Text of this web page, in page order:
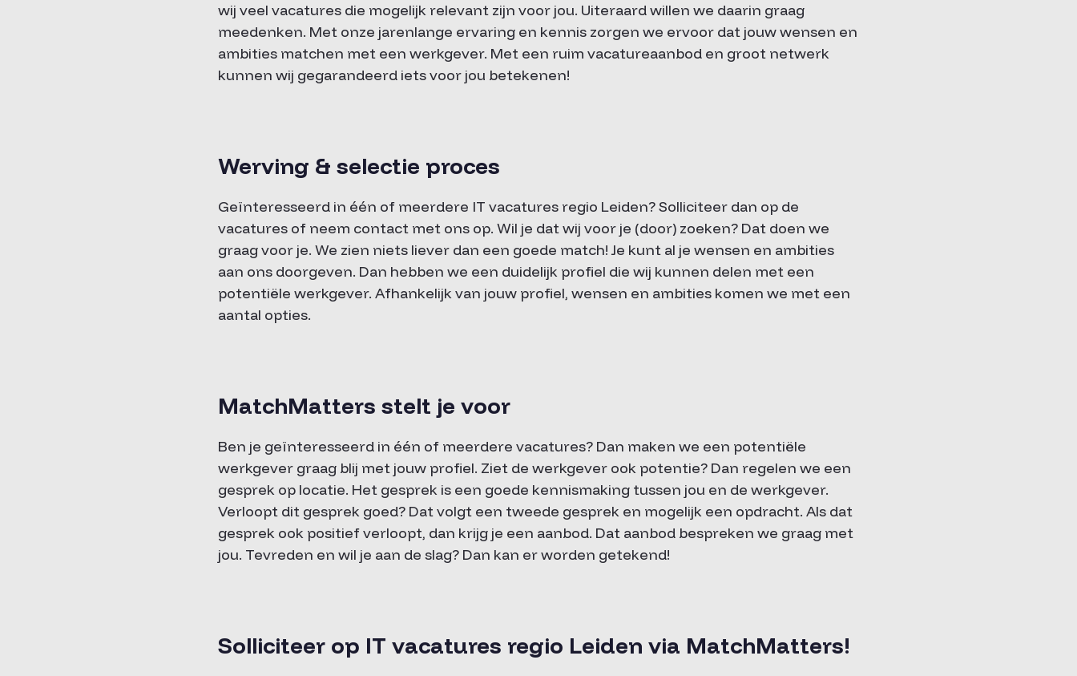
wij veel vacatures die mogelijk relevant zijn voor jou. Uiteraard willen we daarin graag
meedenken. Met onze jarenlange ervaring en kennis zorgen we ervoor dat jouw wensen en
ambities matchen met een werkgever. Met een ruim vacatureaanbod en groot netwerk
kunnen wij gegarandeerd iets voor jou betekenen!
Werving & selectie proces
Geïnteresseerd in één of meerdere IT vacatures regio Leiden? Solliciteer dan op de
vacatures of neem contact met ons op. Wil je dat wij voor je (door) zoeken? Dat doen we
graag voor je. We zien niets liever dan een goede match! Je kunt al je wensen en ambities
aan ons doorgeven. Dan hebben we een duidelijk profiel die wij kunnen delen met een
potentiële werkgever. Afhankelijk van jouw profiel, wensen en ambities komen we met een
aantal opties.
MatchMatters stelt je voor
Ben je geïnteresseerd in één of meerdere vacatures? Dan maken we een potentiële
werkgever graag blij met jouw profiel. Ziet de werkgever ook potentie? Dan regelen we een
gesprek op locatie. Het gesprek is een goede kennismaking tussen jou en de werkgever.
Verloopt dit gesprek goed? Dat volgt een tweede gesprek en mogelijk een opdracht. Als dat
gesprek ook positief verloopt, dan krijg je een aanbod. Dat aanbod bespreken we graag met
jou. Tevreden en wil je aan de slag? Dan kan er worden getekend!
Solliciteer op IT vacatures regio Leiden via MatchMatters!